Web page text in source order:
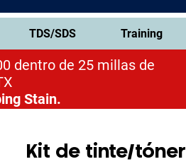
TDS/SDS Training
Stain.
dentro de 25 millas de
Kit de tinte/tóner